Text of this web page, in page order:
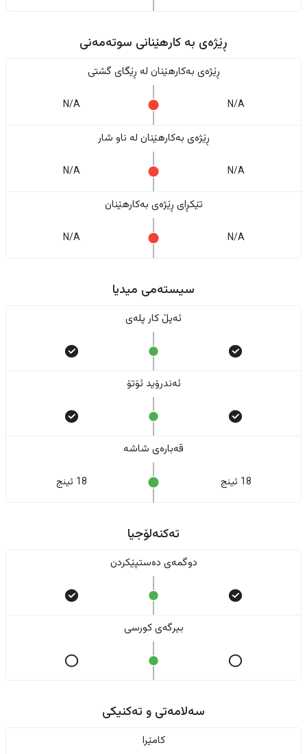
ڕێژەى به کارهێنانی سوتەمەنی
ڕێژەى بەکارهێنان له ڕێگای گشتی
N/A
N/A
ڕێژەى بەکارهێنان له ناو شار
N/A
N/A
تێکڕای ڕێژەى بەکارهێنان
N/A
N/A
سیستەمی میدیا
ئەپڵ کار پلەی
ئەندرۆید ئۆتۆ
قەبارەی شاشە
18 ئینج 18 ئینج
تەکنەلۆجیا
دوگمەی دەستپێکردن
بیرگەی کورسی
سەلامەتی و تەکنیکی
کامێرا